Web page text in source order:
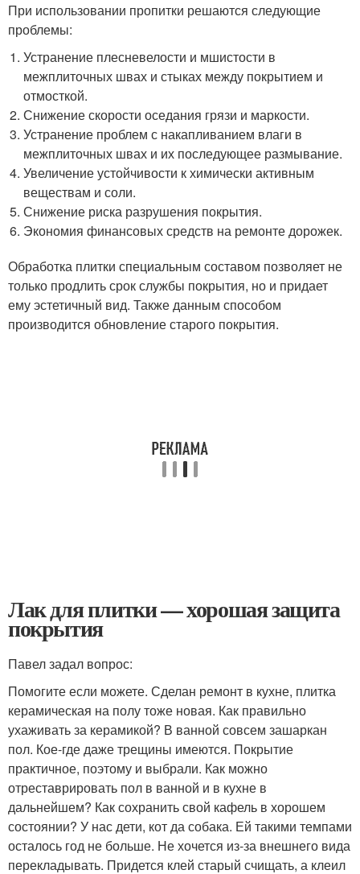
При использовании пропитки решаются следующие
проблемы:
Устранение плесневелости и мшистости в
межплиточных швах и стыках между покрытием и
отмосткой.
Снижение скорости оседания грязи и маркости.
Устранение проблем с накапливанием влаги в
межплиточных швах и их последующее размывание.
Увеличение устойчивости к химически активным
веществам и соли.
Снижение риска разрушения покрытия.
Экономия финансовых средств на ремонте дорожек.
Обработка плитки специальным составом позволяет не
только продлить срок службы покрытия, но и придает
ему эстетичный вид. Также данным способом
производится обновление старого покрытия.
Лак для плитки — хорошая защита
покрытия
Павел задал вопрос:
Помогите если можете. Сделан ремонт в кухне, плитка
керамическая на полу тоже новая. Как правильно
ухаживать за керамикой? В ванной совсем зашаркан
пол. Кое-где даже трещины имеются. Покрытие
практичное, поэтому и выбрали. Как можно
отреставрировать пол в ванной и в кухне в
дальнейшем? Как сохранить свой кафель в хорошем
состоянии? У нас дети, кот да собака. Ей такими темпами
осталось год не больше. Не хочется из-за внешнего вида
перекладывать. Придется клей старый счищать, а клеил